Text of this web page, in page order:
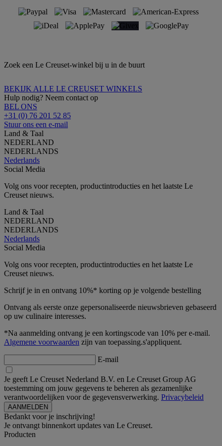
Zoek een Le Creuset-winkel bij u in de buurt
BEKIJK ALLE LE CREUSET WINKELS
Hulp nodig? Neem contact op
BEL ONS
+31 (0) 76 201 52 85
Stuur ons een e-mail
Land & Taal
NEDERLAND
NEDERLANDS
Nederlands
Social Media
Volg ons voor recepten, productintroducties en het laatste Le
Creuset nieuws.
Land & Taal
NEDERLAND
NEDERLANDS
Nederlands
Social Media
Volg ons voor recepten, productintroducties en het laatste Le
Creuset nieuws.
Schrijf je in en ontvang 10%* korting op je volgende bestelling
Ontvang als eerste onze gepersonaliseerde nieuwsbrieven gebaseerd
op uw culinaire interesses.
*Na aanmelding ontvang je een kortingscode van 10% per e-mail.
Algemene voorwaarden zijn van toepassing.s'appliquent.
E-mail
Je geeft Le Creuset Nederland B.V. en Le Creuset Group AG
toestemming om jouw gegevens te beheren als gezamenlijke
verantwoordelijken voor de gegevensverwerking. Privacybeleid
Bedankt voor je inschrijving!
Je ontvangt binnenkort updates van Le Creuset.
Producten